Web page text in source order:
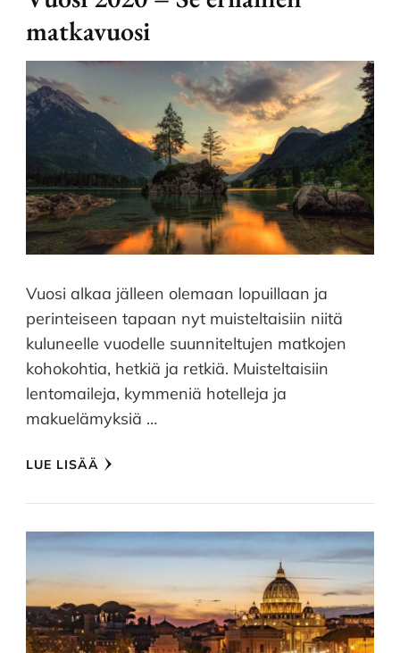
matkavuosi
Vuosi alkaa jälleen olemaan lopuillaan ja
perinteiseen tapaan nyt muisteltaisiin niitä
kuluneelle vuodelle suunniteltujen matkojen
kohokohtia, hetkiä ja retkiä. Muisteltaisiin
lentomaileja, kymmeniä hotelleja ja
makuelämyksiä …
LUE LISÄÄ